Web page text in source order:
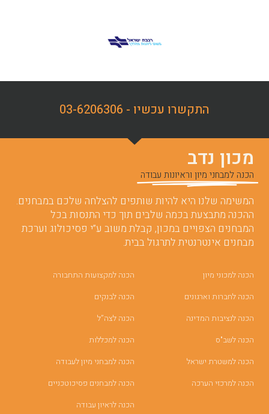
התקשרו עכשיו - 03-6206306
מכון נדב
הכנה למבחני מיון וראיונות עבודה
המשימה שלנו היא להיות שותפים להצלחה שלכם במבחנים.
ההכנה מתבצעת בכמה שלבים תוך כדי התנסות בכל
המבחנים הצפויים במכון, קבלת משוב ע”י פסיכולוג וערכת
מבחנים אינטרנטית לתרגול בבית.
הכנה למכוני מיון
הכנה לחברות וארגונים
הכנה לנציבות המדינה
הכנה לשב"ס
הכנה למשטרת ישראל
הכנה למרכזי הערכה
הכנה למקצועות התחבורה
הכנה לבנקים
הכנה לצה”ל
הכנה למכללות
הכנה למבחני מיון לעבודה
הכנה למבחנים פסיכוטכניים
הכנה לראיון עבודה